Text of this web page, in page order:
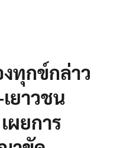
งทุกข์กล่าว
ยาวชน
ผยการ